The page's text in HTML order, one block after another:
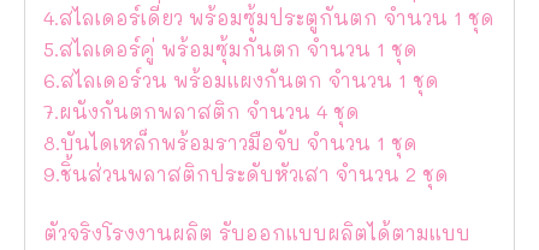
4.สไลเดอร์เดี่ยว พร้อมซุ้มประตูกันตก จำนวน 1 ชุด
5.สไลเดอร์คู่ พร้อมซุ้มกันตก จำนวน 1 ชุด
6.สไลเดอร์วน พร้อมแผงกันตก จำนวน 1 ชุด
7.ผนังกันตกพลาสติก จำนวน 4 ชุด
8.บันไดเหล็กพร้อมราวมือจับ จำนวน 1 ชุด
9.ชิ้นส่วนพลาสติกประดับหัวเสา จำนวน 2 ชุด
ตัวจริงโรงงานผลิต รับออกแบบผลิตได้ตามแบบ